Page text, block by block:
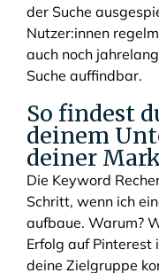
der Suche
Nutzer:innen
auch noch
Suche auffindbar.
So findest
deinem
deiner
Die Keyword
Schritt, wenn ich
aufbaue. Warum?
Erfolg auf
deine Zielgruppe